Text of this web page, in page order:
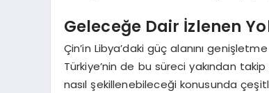
Geleceğe Dair İzlenen
Çin’in Libya’daki güç alanını
Türkiye’nin de bu süreci yakından
nasıl şekillenebileceği konusunda